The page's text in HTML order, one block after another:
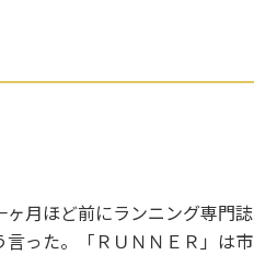
月ほど前にランニング専門誌
った。「ＲＵＮＮＥＲ」は市